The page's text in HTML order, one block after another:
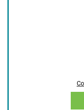
Interne
Adjustable